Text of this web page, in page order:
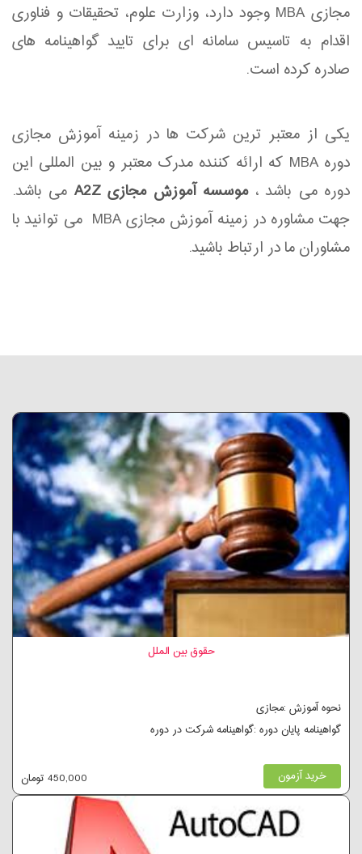
مجازی MBA وجود دارد، وزارت علوم، تحقیقات و فناوری
اقدام به تاسیس سامانه ای برای تایید گواهینامه های
صادره کرده است.
یکی از معتبر ترین شرکت ها در زمینه آموزش مجازی
دوره MBA که ارائه کننده مدرک معتبر و بین المللی این
دوره می باشد ،موسسه آموزش مجازی A2Z
می باشد.
جهت مشاوره در زمینه آموزش مجازی MBA می توانید با
مشاوران ما در ارتباط باشید.
حقوق بین الملل
نحوه آموزش :مجازی
گواهینامه پایان دوره :گواهینامه شرکت در دوره
خرید آزمون 450,000 تومان